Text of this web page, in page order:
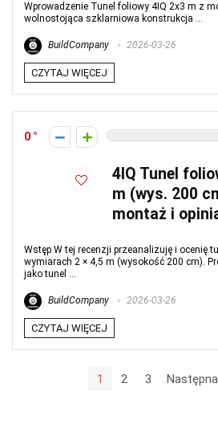
Wprowadzenie Tunel foliowy 4IQ 2x3 m z
wolnostojąca szklarniowa konstrukcja ...
BuildCompany 2026-03-26
CZYTAJ WIĘCEJ
0
4IQ Tunel
m (wys. 200
montaż i
Wstęp W tej recenzji przeanalizuję i ocenię
wymiarach 2 × 4,5 m (wysokość 200 cm).
jako tunel ...
BuildCompany 2026-03-26
CZYTAJ WIĘCEJ
1 2 3